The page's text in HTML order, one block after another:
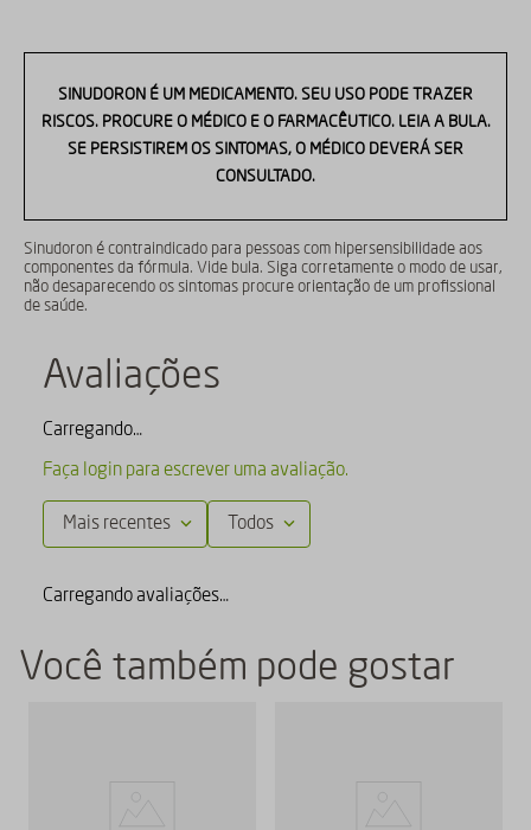
SINUDORON É UM MEDICAMENTO. SEU USO PODE TRAZER
RISCOS. PROCURE O MÉDICO E O FARMACÊUTICO. LEIA A BULA.
SE PERSISTIREM OS SINTOMAS, O MÉDICO DEVERÁ SER
CONSULTADO.
Sinudoron é contraindicado para pessoas com hipersensibilidade aos
componentes da fórmula. Vide bula. Siga corretamente o modo de usar,
não desaparecendo os sintomas procure orientação de um profissional
de saúde.
Avaliações
Carregando…
Faça login para escrever uma avaliação.
Mais recentes Todos
Carregando avaliações…
Você também pode gostar